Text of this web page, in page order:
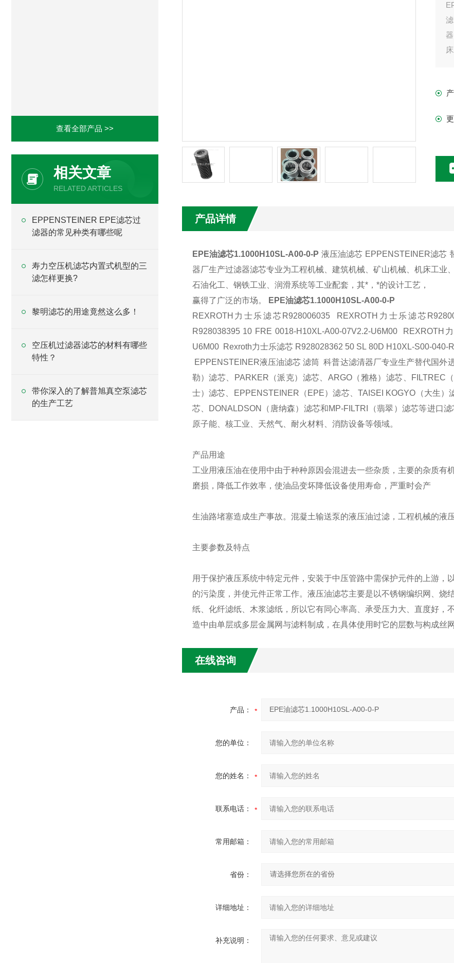
查看全部产品 >>
相关文章
RELATED ARTICLES
EPPENSTEINER EPE滤芯过
滤器的常见种类有哪些呢
寿力空压机滤芯内置式机型的三
滤怎样更换?
黎明滤芯的用途竟然这么多！
空压机过滤器滤芯的材料有哪些
特性？
带你深入的了解普旭真空泵滤芯
的生产工艺
产品详情
EPE油滤芯1.1000H10SL-A00-0-P 液压油滤芯 EPPENSTEINER滤芯
器厂生产过滤器滤芯专业为工程机械、建筑机械、矿山机械、机床工业、
石油化工、钢铁工业、润滑系统等工业配套，其*，*的设计工艺，
赢得了广泛的市场。
EPE油滤芯1.1000H10SL-A00-0-P
REXROTH力士乐滤芯R928006035 REXROTH力士乐滤芯
R928038395 10 FRE 0018-H10XL-A00-07V2.2-U6M00 REXROTH
U6M00 Rexroth力士乐滤芯 R928028362 50 SL 80D H10XL-S00-040-
EPPENSTEINER液压油滤芯 滤筒 科普达滤清器厂专业生产替代国外
勒）滤芯、
PARKER （派克）滤芯、 ARGO（雅格）滤芯、 FILTREC
士）滤芯、
EPPENSTEINER （ EPE）滤芯、TAISEI KOGYO （大生）
芯、
DONALDSON （唐纳森）滤芯和MP-FILTRI
（翡翠）滤芯等进口
原子能、核工业、天然气、耐火材料、消防设备等领域。
产品用途
工业用液压油在使用中由于种种原因会混进去一些杂质，主要的杂质
磨损，降低工作效率，使油品变坏降低设备使用寿命，严重时会产
生油路堵塞造成生产事故。混凝土输送泵的液压油过滤，工程机械的液
主要参数及特点
用于保护液压系统中特定元件，安装于中压管路中需保护元件的上游
的污染度，并使元件正常工作。液压油滤芯主要是以不锈钢编织网、
纸、化纤滤纸、木浆滤纸，所以它有同心率高、承受压力大、直度好，
造中由单层或多层金属网与滤料制成，在具体使用时它的层数与构成丝
在线咨询
产品：
您的单位：
您的姓名：
联系电话：
常用邮箱：
省份：
详细地址：
补充说明：